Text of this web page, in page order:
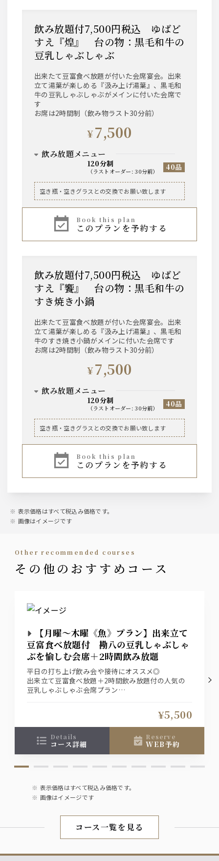
飲み放題付7,500円税込 ゆばど
すえ『煌』 台の物：黒毛和牛の
豆乳しゃぶしゃぶ
出来たて豆富食べ放題が付いた会席宴会。出来
立て湯葉が楽しめる『汲み上げ湯葉』、黒毛和
牛の豆乳しゃぶしゃぶがメインに付いた会席で
す
お席は2時間制（飲み物ラスト30分前）
¥7,500
飲み放題メニュー
120分制
（ ラストオーダー:30分前） 40品
ビール
ハイボール、焼酎芋・麦、レモンサワー、ワイン
空き瓶・空きグラスとの交換でお願い致します
book this plan
このプランを予約する
飲み放題付7,500円税込 ゆばど
すえ『饗』 台の物：黒毛和牛の
すき焼き小鍋
出来たて豆富食べ放題が付いた会席宴会。出来
立て湯葉が楽しめる『汲み上げ湯葉』、黒毛和
牛のすき焼き小鍋がメインに付いた会席です
お席は2時間制（飲み物ラスト30分前）
¥7,500
飲み放題メニュー
120分制
（ ラストオーダー:30分前） 40品
ビール
ハイボール、焼酎芋・麦、レモンサワー、ワイン
空き瓶・空きグラスとの交換でお願い致します
book this plan
このプランを予約する
表示価格はすべて税込み価格です。
画像はイメージです
other recommended courses
その他のおすすめコース
【月曜～木曜《魚》プラン】出来立て
豆富食べ放題付 勘八の豆乳しゃぶしゃ
ぶを愉しむ会席＋2時間飲み放題
平日の打ち上げ飲み会や接待にオススメ◎
出来立て豆富食べ放題＋2時間飲み放題付の人気の
豆乳しゃぶしゃぶ会席プラン
¥5,500
details
コース詳細
reserve
WEB予約
表示価格はすべて税込み価格です。
画像はイメージです
コース一覧を見る